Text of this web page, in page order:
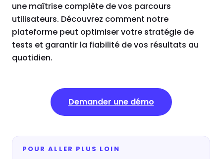
une maîtrise complète de vos parcours
utilisateurs. Découvrez comment notre
plateforme peut optimiser votre stratégie de
tests et garantir la fiabilité de vos résultats au
quotidien.
Demander une démo
POUR ALLER PLUS LOIN